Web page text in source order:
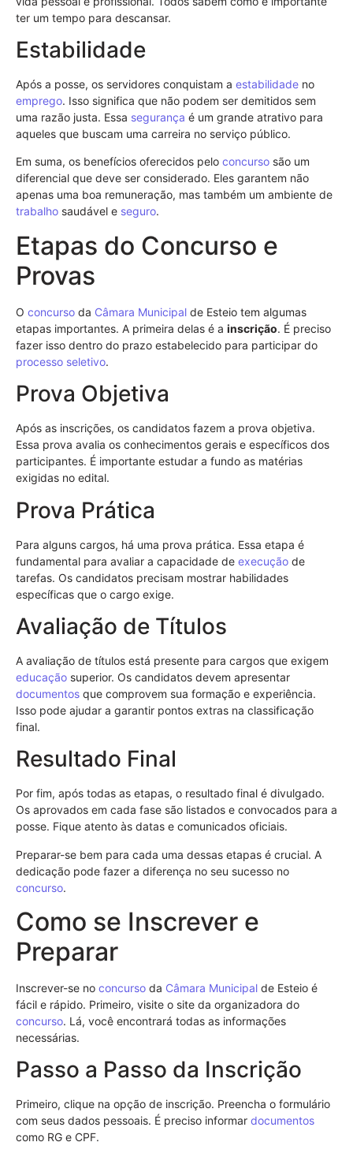
ter um tempo para descansar.
Estabilidade
Após a posse, os servidores conquistam a estabilidade no
emprego. Isso significa que não podem ser demitidos sem
uma razão justa. Essa segurança é um grande atrativo para
aqueles que buscam uma carreira no serviço público.
Em suma, os benefícios oferecidos pelo concurso são um
diferencial que deve ser considerado. Eles garantem não
apenas uma boa remuneração, mas também um ambiente de
trabalho saudável e seguro.
Etapas do Concurso e
Provas
O concurso da Câmara Municipal de Esteio tem algumas
etapas importantes. A primeira delas é a inscrição. É preciso
fazer isso dentro do prazo estabelecido para participar do
processo seletivo.
Prova Objetiva
Após as inscrições, os candidatos fazem a prova objetiva.
Essa prova avalia os conhecimentos gerais e específicos dos
participantes. É importante estudar a fundo as matérias
exigidas no edital.
Prova Prática
Para alguns cargos, há uma prova prática. Essa etapa é
fundamental para avaliar a capacidade de execução de
tarefas. Os candidatos precisam mostrar habilidades
específicas que o cargo exige.
Avaliação de Títulos
A avaliação de títulos está presente para cargos que exigem
educação superior. Os candidatos devem apresentar
documentos que comprovem sua formação e experiência.
Isso pode ajudar a garantir pontos extras na classificação
final.
Resultado Final
Por fim, após todas as etapas, o resultado final é divulgado.
Os aprovados em cada fase são listados e convocados para a
posse. Fique atento às datas e comunicados oficiais.
Preparar-se bem para cada uma dessas etapas é crucial. A
dedicação pode fazer a diferença no seu sucesso no
concurso.
Como se Inscrever e
Preparar
Inscrever-se no concurso da Câmara Municipal de Esteio é
fácil e rápido. Primeiro, visite o site da organizadora do
concurso. Lá, você encontrará todas as informações
necessárias.
Passo a Passo da Inscrição
Primeiro, clique na opção de inscrição. Preencha o formulário
com seus dados pessoais. É preciso informar documentos
como RG e CPF.